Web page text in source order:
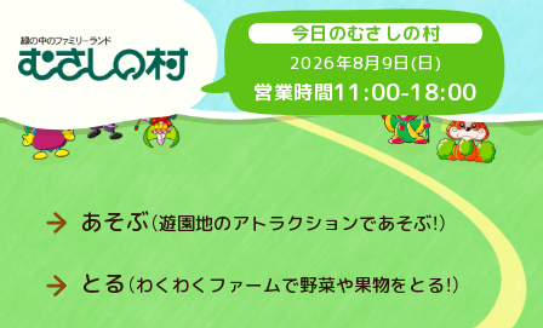
今日のむさしの村
2026年8月9日(日)
営業時間11:00-18:00
あそぶ（遊園地のアトラクションであそぶ！）
とる （わくわくファームで野菜や果物をとる！）